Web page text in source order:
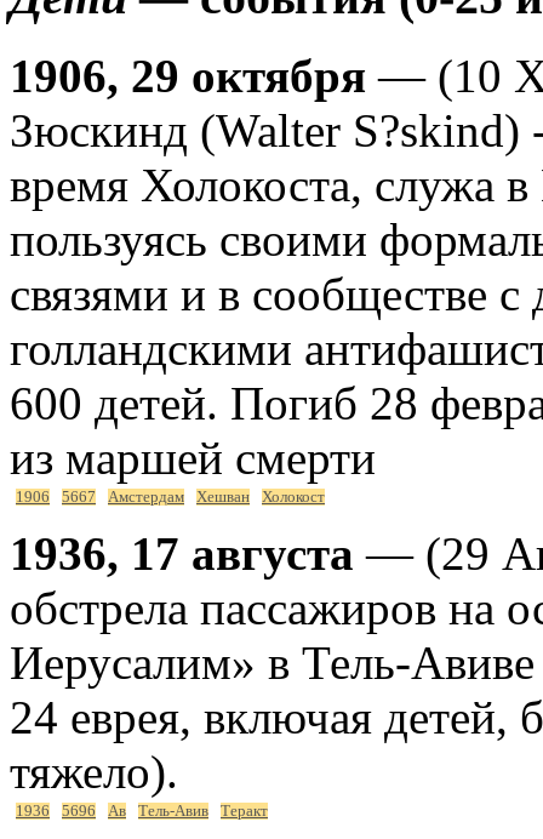
1906, 29 октября — (10
Зюскинд (Walter S?skind)
время Холокоста, служа в
пользуясь своими
связями и в сообществе
голландскими
600 детей. Погиб 28
из маршей смерти
1906 5667 Амстердам Хешван Холокост
1936, 17 августа — (29
обстрела пассажиров на
Иерусалим» в Тель-
24 еврея, включая
тяжело).
1936 5696 Ав Тель-Авив Теракт